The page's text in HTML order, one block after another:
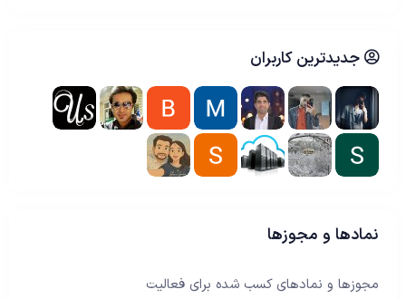
جدیدترین کاربران
نمادها و مجوزها
مجوزها و نمادهای کسب شده برای فعالیت